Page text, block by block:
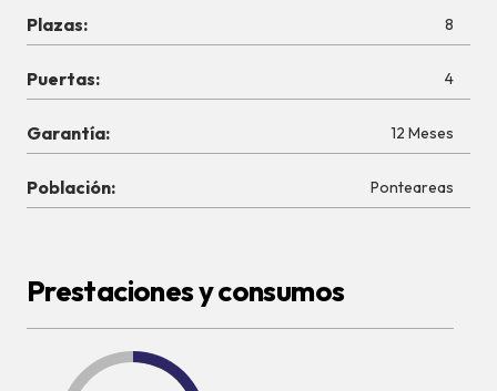
Plazas: 8
Puertas: 4
Garantía: 12 Meses
Población: Ponteareas
Prestaciones y consumos